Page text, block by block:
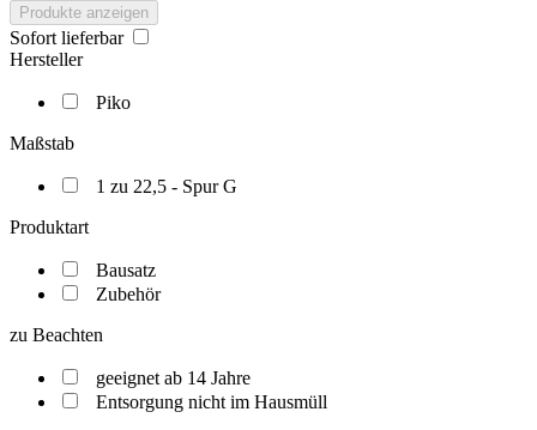
Produkte anzeigen
Sofort lieferbar
Hersteller
Piko
Maßstab
1 zu 22,5 - Spur G
Produktart
Bausatz
Zubehör
zu Beachten
geeignet ab 14 Jahre
Entsorgung nicht im Hausmüll